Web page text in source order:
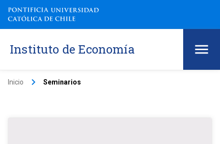
Instituto de Economía
Inicio keyboard_arrow_right Seminarios